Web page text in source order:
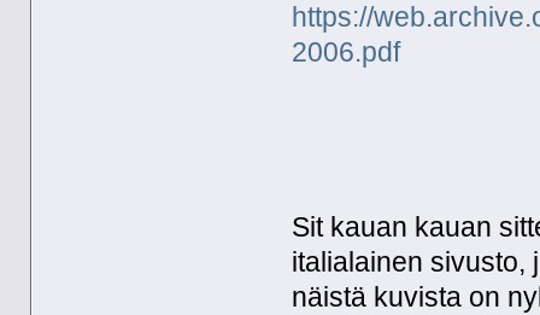
https://
2006.pdf
Sit kauan kauan
italialainen sivusto,
näistä kuvista on